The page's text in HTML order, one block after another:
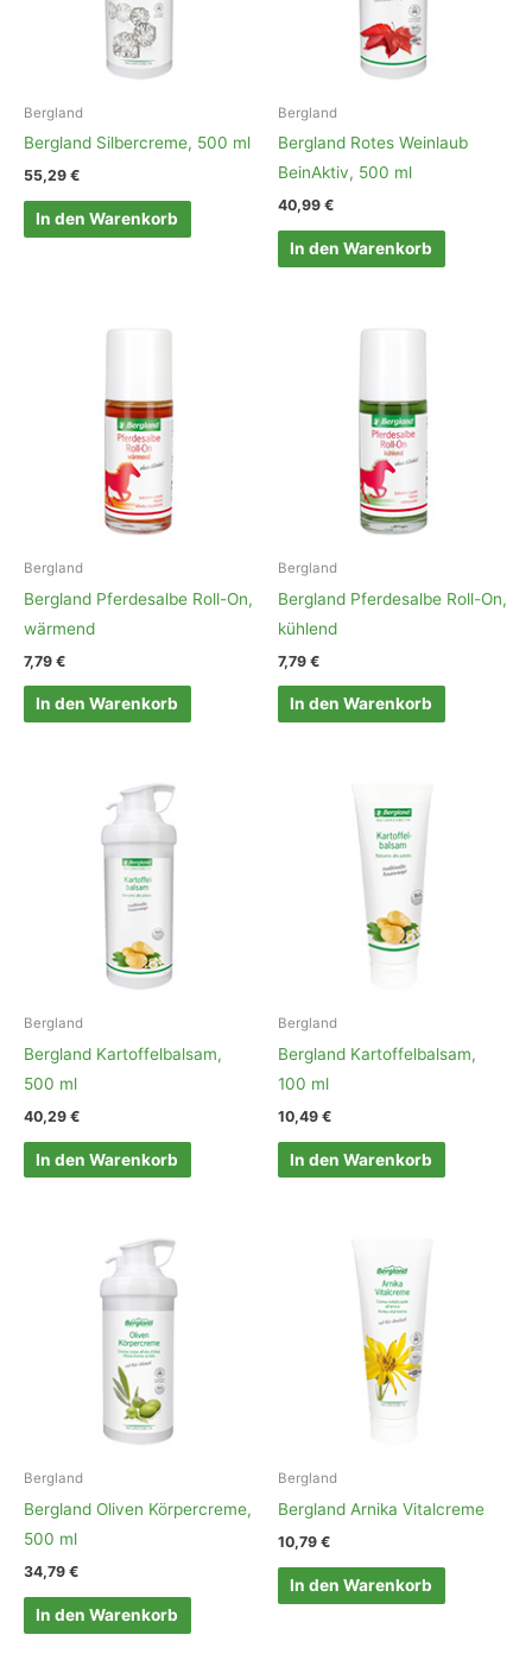
Bergland
Bergland Silbercreme, 500 ml
55,29 €
In den Warenkorb
Bergland
Bergland Rotes Weinlaub
BeinAktiv, 500 ml
40,99 €
In den Warenkorb
Bergland
Bergland Pferdesalbe Roll-On,
wärmend
7,79 €
In den Warenkorb
Bergland
Bergland Pferdesalbe Roll-On,
kühlend
7,79 €
In den Warenkorb
Bergland
Bergland Kartoffelbalsam,
500 ml
40,29 €
In den Warenkorb
Bergland
Bergland Kartoffelbalsam,
100 ml
10,49 €
In den Warenkorb
Bergland
Bergland Oliven Körpercreme,
500 ml
34,79 €
In den Warenkorb
Bergland
Bergland Arnika Vitalcreme
10,79 €
In den Warenkorb